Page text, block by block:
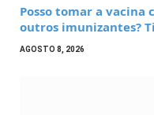
Posso tomar a vacina
outros imunizantes?
AGOSTO 8, 2026